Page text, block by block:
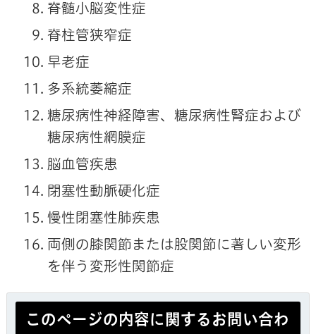
脊髄小脳変性症
脊柱管狭窄症
早老症
多系統萎縮症
糖尿病性神経障害、糖尿病性腎症および
糖尿病性網膜症
脳血管疾患
閉塞性動脈硬化症
慢性閉塞性肺疾患
両側の膝関節または股関節に著しい変形
を伴う変形性関節症
このページの内容に関するお問い合わ